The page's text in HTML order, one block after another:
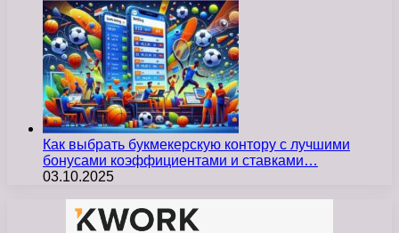
Как выбрать букмекерскую контору с лучшими
бонусами коэффициентами и ставками…
03.10.2025